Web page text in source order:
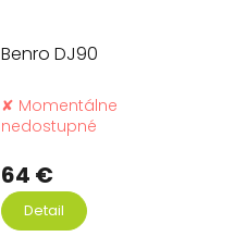
Benro DJ90
✘ Momentálne
nedostupné
64 €
Detail